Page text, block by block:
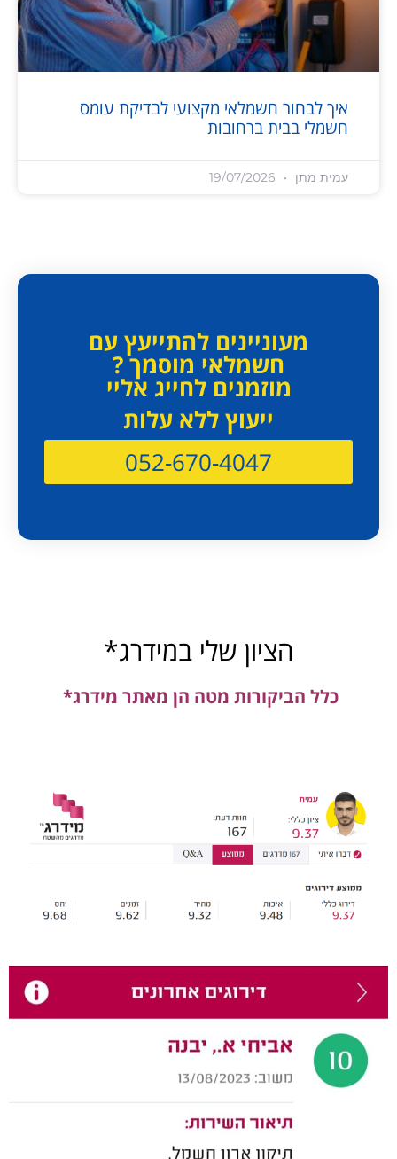
איך לבחור חשמלאי מקצועי לבדיקת עומס
חשמלי בבית ברחובות
עמית מתן
מעוניינים להתייעץ עם
חשמלאי מוסמך ?
מוזמנים לחייג אליי
ייעוץ ללא עלות
052-670-4047
הציון שלי במידרג*
כלל הביקורות מטה הן מאתר מידרג*